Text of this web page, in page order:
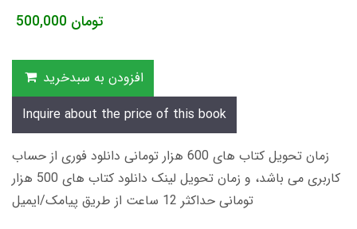
500,000 تومان
افزودن به سبدخرید
Inquire about the price of this book
زمان تحویل کتاب های 600 هزار تومانی دانلود فوری از حساب
کاربری می باشد، و زمان تحویل لینک دانلود کتاب های 500 هزار
تومانی حداکثر 12 ساعت از طریق پیامک/ایمیل